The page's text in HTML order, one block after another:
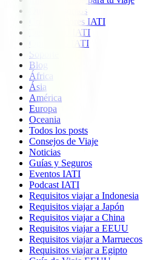
Quiénes somos
Colaboradores IATI
Descuento IATI
Opiniones IATI
Soporte
Blog
África
Ásia
América
Europa
Oceania
Todos los posts
Consejos de Viaje
Noticias
Guías y Seguros
Eventos IATI
Podcast IATI
Requisitos viajar a Indonesia
Requisitos viajar a Japón
Requisitos viajar a China
Requisitos viajar a EEUU
Requisitos viajar a Marruecos
Requisitos viajar a Egipto